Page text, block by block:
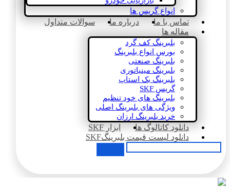
انواع گریس ها
تماس با ما درباره ما
سوالات متداول
مقاله ها
بلبرینگ کف گرد
بورس انواع بلبرینگ
بلبرینگ صنعتی
بلبرینگ مینیاتوری
بلبرینگ بک استاپ
گریس SKF
بلبرینگ های خود تنظیم
ویژگی های بلبرینگ اصلی
خرید بلبرینگ ارزان
دانلود کاتالوگ ها
ابزار SKF
دانلود لیست قیمت بلبرینگSKF